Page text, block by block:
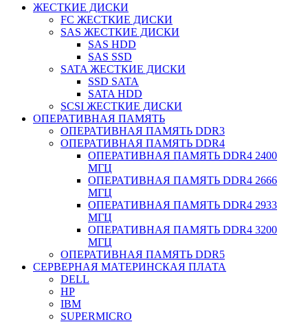
ЖЕСТКИЕ ДИСКИ
FC ЖЕСТКИЕ ДИСКИ
SAS ЖЕСТКИЕ ДИСКИ
SAS HDD
SAS SSD
SATA ЖЕСТКИЕ ДИСКИ
SSD SATA
SATA HDD
SCSI ЖЕСТКИЕ ДИСКИ
ОПЕРАТИВНАЯ ПАМЯТЬ
ОПЕРАТИВНАЯ ПАМЯТЬ DDR3
ОПЕРАТИВНАЯ ПАМЯТЬ DDR4
ОПЕРАТИВНАЯ ПАМЯТЬ DDR4 2400
МГЦ
ОПЕРАТИВНАЯ ПАМЯТЬ DDR4 2666
МГЦ
ОПЕРАТИВНАЯ ПАМЯТЬ DDR4 2933
МГЦ
ОПЕРАТИВНАЯ ПАМЯТЬ DDR4 3200
МГЦ
ОПЕРАТИВНАЯ ПАМЯТЬ DDR5
СЕРВЕРНАЯ МАТЕРИНСКАЯ ПЛАТА
DELL
HP
IBM
SUPERMICRO